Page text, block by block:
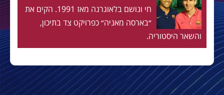
חי ונושם בלאוגרנה מאז 1991. הקים את
״בארסה מאניה״ כפרויקט צד בתיכון,
והשאר היסטוריה.